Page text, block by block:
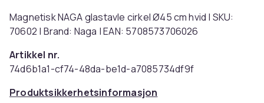
Magnetisk NAGA glastavle cirkel Ø45 cm hvid | SKU:
70602 | Brand: Naga | EAN: 5708573706026
Artikkel nr.
74d6b1a1-cf74-48da-be1d-a7085734df9f
Produktsikkerhetsinformasjon